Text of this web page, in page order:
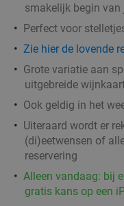
smakelijk begin van
Perfect voor
Zie hier de lovende
Grote variatie aan
uitgebreide
Ook geldig in het
Uiteraard wordt er
(di)eetwensen of
reservering
Alleen vandaag: bij
gratis kans op een